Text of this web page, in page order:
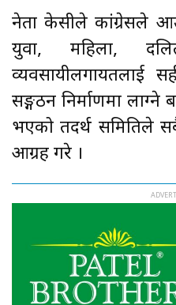
नेता केसीले कांग्रेसले
युवा, महिला,
व्यवसायीलगायतलाई
सङ्गठन निर्माणमा लाग्ने
भएको तदर्थ समितिले
आग्रह गरे ।